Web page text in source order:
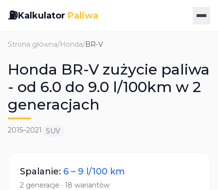
⛽Kalkulator Paliwa
Strona główna/Honda/BR-V
Honda BR-V zużycie paliwa
- od 6.0 do 9.0 l/100km w 2
generacjach
2015–2021 SUV
Spalanie: 6 – 9 l/100 km
2 generacje · 18 wariantów